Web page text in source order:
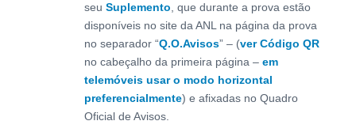
seu Suplemento , que durante a prova estão
disponíveis no site da ANL na página da prova
no separador “Q.O.Avisos” – (ver Código QR
no cabeçalho da primeira página – em
telemóveis usar o modo horizontal
preferencialmente) e afixadas no Quadro
Oficial de Avisos.